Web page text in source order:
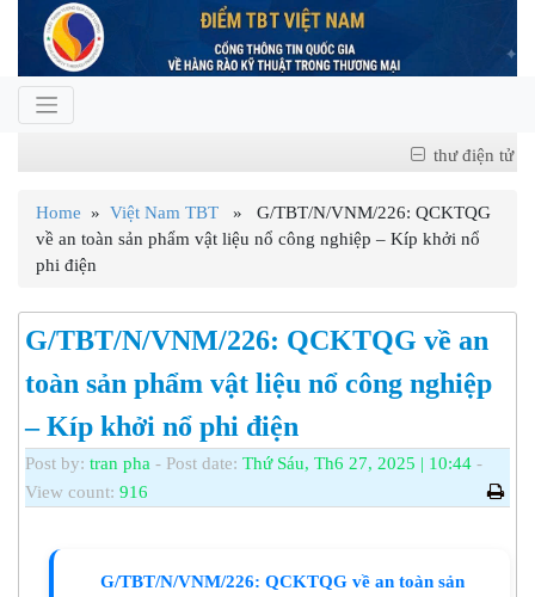
thư điện tử
Home » Việt Nam TBT » G/TBT/N/VNM/226: QCKTQG
về an toàn sản phẩm vật liệu nổ công nghiệp – Kíp khởi nổ
phi điện
G/TBT/N/VNM/226: QCKTQG về an
toàn sản phẩm vật liệu nổ công nghiệp
– Kíp khởi nổ phi điện
Post by: tran pha - Post date: Thứ Sáu, Th6 27, 2025 | 10:44 -
View count: 916
G/TBT/N/VNM/226: QCKTQG về an toàn sản